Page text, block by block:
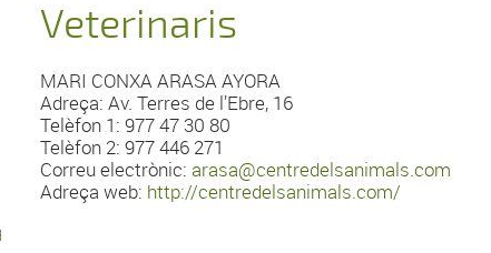
Veterinaris
MARI CONXA ARASA AYORA
Adreça: Av. Terres de l’Ebre, 16
Telèfon 1: 977 47 30 80
Telèfon 2: 977 446 271
Correu electrònic: arasa@centredelsanimals.com
Adreça web: http://centredelsanimals.com/